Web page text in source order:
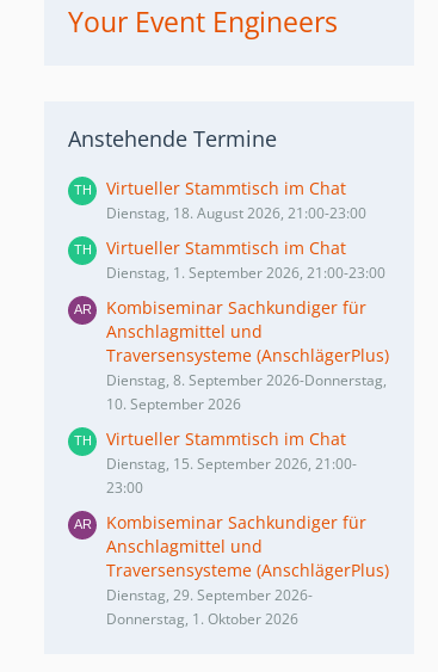
Your Event Engineers
Anstehende Termine
Virtueller Stammtisch im Chat
Dienstag, 18. August 2026, 21:00-23:00
Virtueller Stammtisch im Chat
Dienstag, 1. September 2026, 21:00-23:00
Kombiseminar Sachkundiger für
Anschlagmittel und
Traversensysteme (AnschlägerPlus)
Dienstag, 8. September 2026-Donnerstag,
10. September 2026
Virtueller Stammtisch im Chat
Dienstag, 15. September 2026, 21:00-
23:00
Kombiseminar Sachkundiger für
Anschlagmittel und
Traversensysteme (AnschlägerPlus)
Dienstag, 29. September 2026-
Donnerstag, 1. Oktober 2026